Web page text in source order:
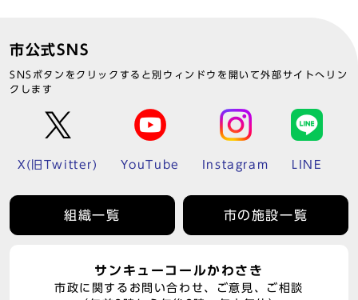
市公式SNS
SNSボタンをクリックすると別ウィンドウを開いて外部サイトへリン
クします
X(旧Twitter) YouTube Instagram LINE
組織一覧 市の施設一覧
サンキューコールかわさき
市政に関するお問い合わせ、ご意見、ご相談